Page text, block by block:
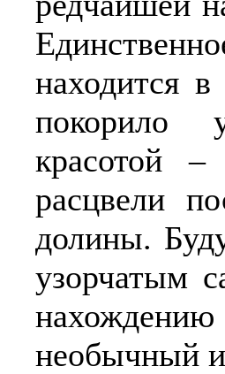
находится
покорило
красотой
расцвели
долины.
узорчатым
необычный